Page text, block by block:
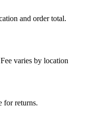
and order total.
varies by location
for returns.